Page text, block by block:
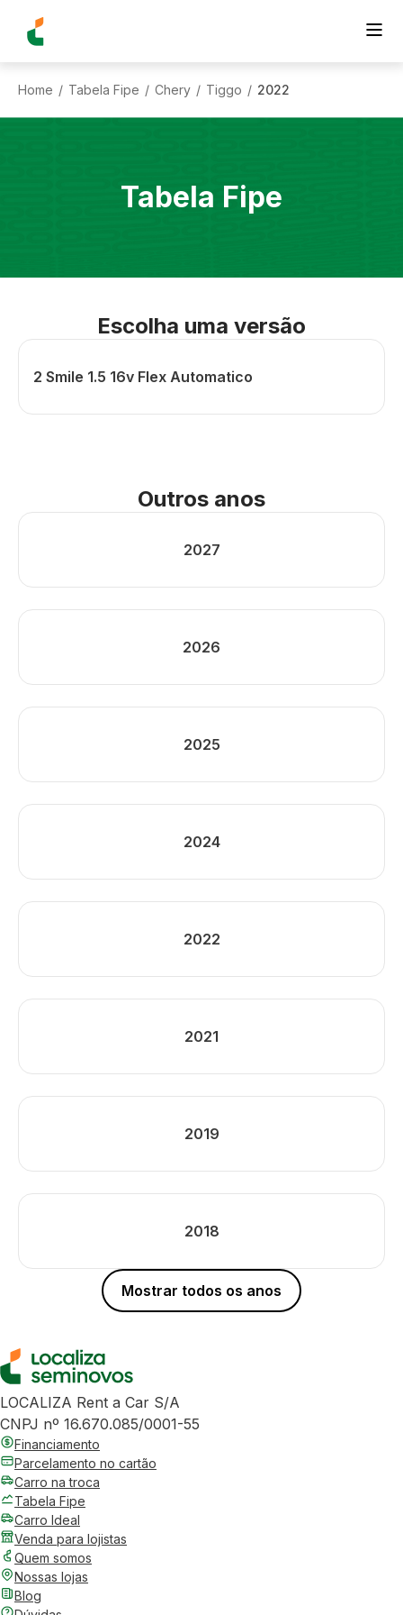
Home / Tabela Fipe / Chery / Tiggo / 2022
Tabela Fipe
Escolha uma versão
2 Smile 1.5 16v Flex Automatico
Outros anos
2027
2026
2025
2024
2022
2021
2019
2018
Mostrar todos os anos
LOCALIZA Rent a Car S/A
CNPJ nº 16.670.085/0001-55
Financiamento
Parcelamento no cartão
Carro na troca
Tabela Fipe
Carro Ideal
Venda para lojistas
Quem somos
Nossas lojas
Blog